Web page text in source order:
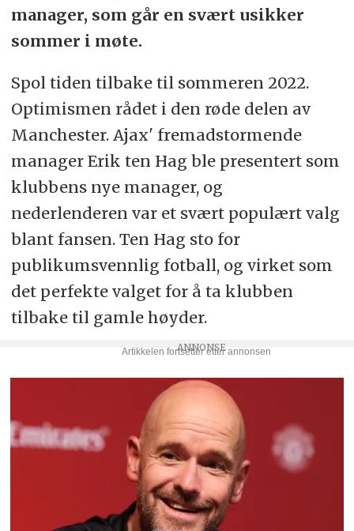
manager, som går en svært usikker
sommer i møte.
Spol tiden tilbake til sommeren 2022.
Optimismen rådet i den røde delen av
Manchester. Ajax' fremadstormende
manager Erik ten Hag ble presentert som
klubbens nye manager, og
nederlenderen var et svært populært valg
blant fansen. Ten Hag sto for
publikumsvennlig fotball, og virket som
det perfekte valget for å ta klubben
tilbake til gamle høyder.